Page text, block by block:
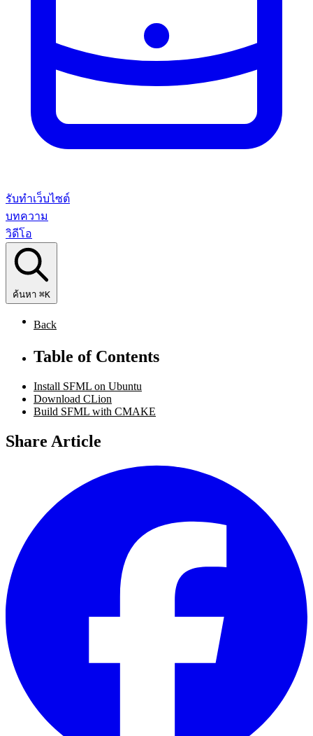
รับทำเว็บไซต์
บทความ
วิดีโอ
ค้นหา ⌘K
Back
Table of Contents
Install SFML on Ubuntu
Download CLion
Build SFML with CMAKE
Share Article